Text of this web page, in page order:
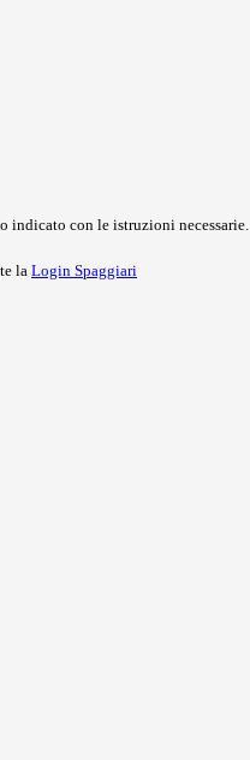
indicato con le istruzioni necessarie.
la Login Spaggiari